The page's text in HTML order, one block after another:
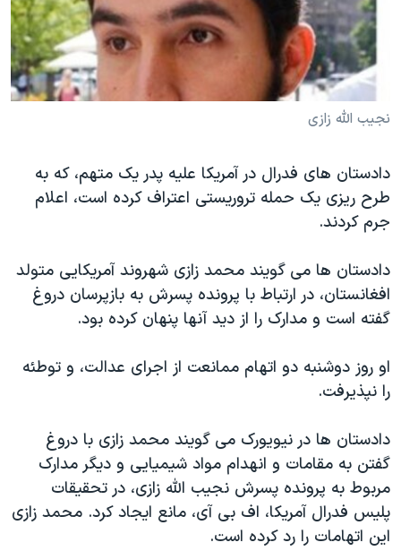
فرهنگ و زندگی
حقوق شهروندی
اقتصادی
علم و فناوری
گالری عکس
آرشیو پخش زنده
مستندها
انتخابات ریاست جمهوری آمریکا ۲۰۲۴
حمله جمهوری اسلامی به اسرائیل
رمز مهسا
اعتراضات زن، زندگی، آزادی
مجموعه مستندهای دادخواهی
دادگاه حمید نوری
چهل سال گروگان‌گیری
اعتراضات مردمی آبان ۹۸
اسرائیل در جنگ
نرگس محمدی برنده جایزه نوبل صلح
همایش محافظه‌کاران آمریکا «سی‌پک»
صفحه‌های ویژه
سفر پرزیدنت ترامپ به چین
دنبال کنید
نجیب الله زازی
دادستان های فدرال در آمریکا علیه پدر یک متهم، که به
طرح ریزی یک حمله تروریستی اعتراف کرده است، اعلام
جرم کردند.
دادستان ها می گویند محمد زازی شهروند آمریکایی متولد
افغانستان، در ارتباط با پرونده پسرش به بازپرسان دروغ
گفته است و مدارک را از دید آنها پنهان کرده بود.
او روز دوشنبه دو اتهام ممانعت از اجرای عدالت، و توطئه
را نپذیرفت.
دادستان ها در نیویورک می گویند محمد زازی با دروغ
گفتن به مقامات و انهدام مواد شیمیایی و دیگر مدارک
مربوط به پرونده پسرش نجیب الله زازی، در تحقیقات
پلیس فدرال آمریکا، اف بی آی، مانع ایجاد کرد. محمد زازی
این اتهامات را رد کرده است.